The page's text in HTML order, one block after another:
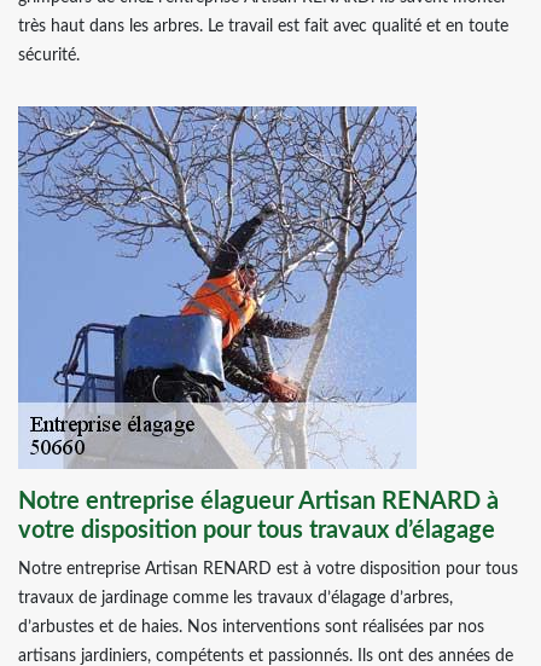
très haut dans les arbres. Le travail est fait avec qualité et en toute
sécurité.
Notre entreprise élagueur Artisan RENARD à
votre disposition pour tous travaux d’élagage
Notre entreprise Artisan RENARD est à votre disposition pour tous
travaux de jardinage comme les travaux d’élagage d’arbres,
d’arbustes et de haies. Nos interventions sont réalisées par nos
artisans jardiniers, compétents et passionnés. Ils ont des années de